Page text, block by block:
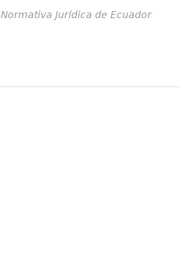
Normativa Jurídica de Ecuador